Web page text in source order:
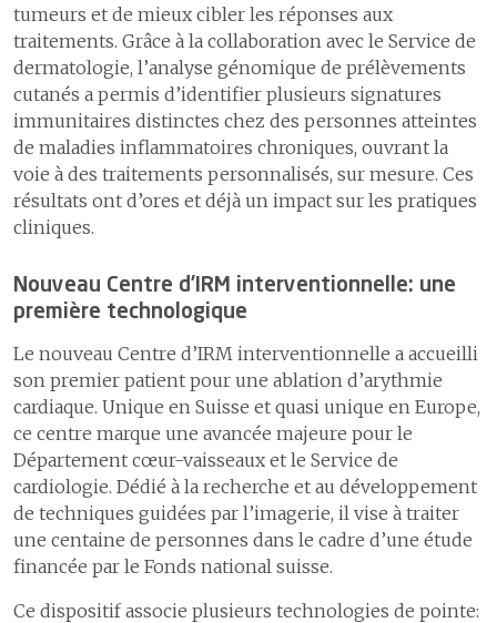
tumeurs et de mieux cibler les réponses aux
traitements. Grâce à la collaboration avec le Service de
dermatologie, l’analyse génomique de prélèvements
cutanés a permis d’identifier plusieurs signatures
immunitaires distinctes chez des personnes atteintes
de maladies inflammatoires chroniques, ouvrant la
voie à des traitements personnalisés, sur mesure. Ces
résultats ont d’ores et déjà un impact sur les pratiques
cliniques.
Nouveau Centre d’IRM interventionnelle: une
première technologique
Le nouveau Centre d’IRM interventionnelle a accueilli
son premier patient pour une ablation d’arythmie
cardiaque. Unique en Suisse et quasi unique en Europe,
ce centre marque une avancée majeure pour le
Département cœur-vaisseaux et le Service de
cardiologie. Dédié à la recherche et au développement
de techniques guidées par l’imagerie, il vise à traiter
une centaine de personnes dans le cadre d’une étude
financée par le Fonds national suisse.
Ce dispositif associe plusieurs technologies de pointe: